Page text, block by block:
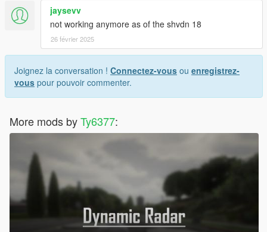
jaysevv
not working anymore as of the shvdn 18
26 février 2025
Joignez la conversation ! Connectez-vous ou enregistrez-
vous pour pouvoir commenter.
More mods byTy6377: